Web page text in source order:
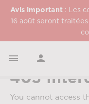
Avis important: Les
16 août seront
 
403
You cannot access